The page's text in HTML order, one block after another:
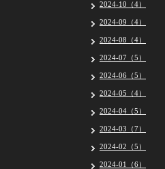
2024-10（4）
2024-09（4）
2024-08（4）
2024-07（5）
2024-06（5）
2024-05（4）
2024-04（5）
2024-03（7）
2024-02（5）
2024-01（6）